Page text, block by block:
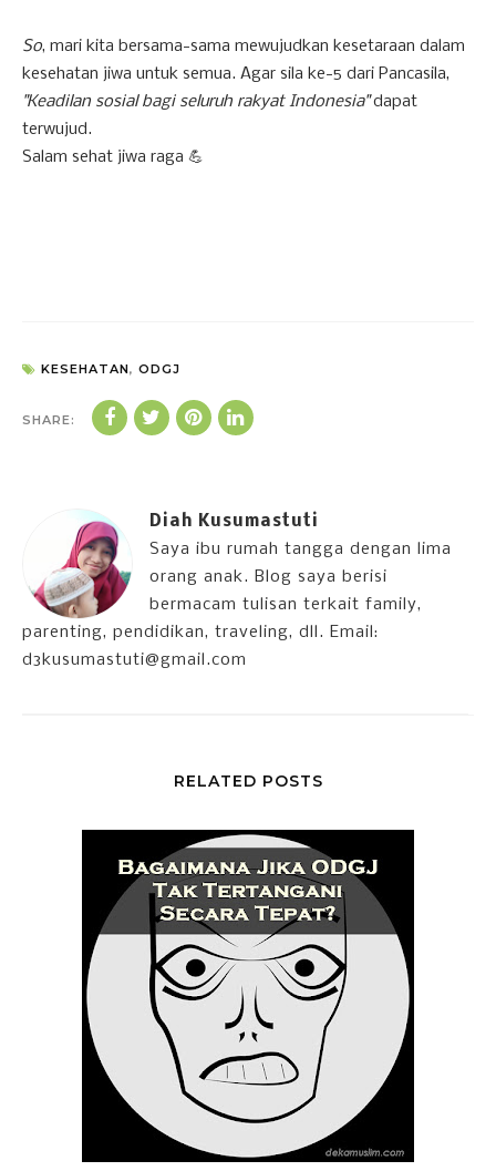
So, mari kita bersama-sama mewujudkan kesetaraan dalam
kesehatan jiwa untuk semua. Agar sila ke-5 dari Pancasila,
"Keadilan sosial bagi seluruh rakyat Indonesia"dapat
terwujud.
Salam sehat jiwa raga 💪
KESEHATAN, ODGJ
SHARE:
Diah Kusumastuti
Saya ibu rumah tangga dengan lima
orang anak. Blog saya berisi
bermacam tulisan terkait family,
parenting, pendidikan, traveling, dll. Email:
d3kusumastuti@gmail.com
RELATED POSTS